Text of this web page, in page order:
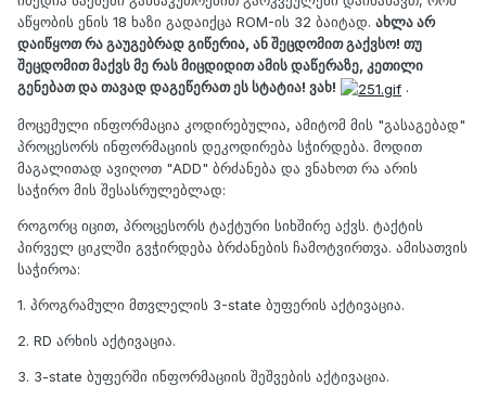
აწყობის ენის 18 ხაზი გადაიქცა ROM-ის 32 ბაიტად. ახლა არ
დაიწყოთ რა გაუგებრად გიწერია, ან შეცდომით გაქვსო! თუ
შეცდომით მაქვს მე რას მიცდიდით ამის დაწერაზე, კეთილი
გენებათ და თავად დაგეწერათ ეს სტატია! ვახ!
.
მოცემული ინფორმაცია კოდირებულია, ამიტომ მის "გასაგებად"
პროცესორს ინფორმაციის დეკოდირება სჭირდება. მოდით
მაგალითად ავიღოთ "ADD" ბრძანება და ვნახოთ რა არის
საჭირო მის შესასრულებლად:
როგორც იცით, პროცესორს ტაქტური სიხშირე აქვს. ტაქტის
პირველ ციკლში გვჭირდება ბრძანების ჩამოტვირთვა. ამისათვის
საჭიროა:
1. პროგრამული მთვლელის 3-state ბუფერის აქტივაცია.
2. RD არხის აქტივაცია.
3. 3-state ბუფერში ინფორმაციის შეშვების აქტივაცია.